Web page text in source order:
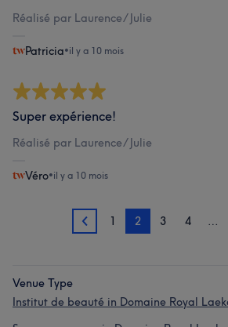
Réalisé par Laurence/ Julie
Patricia•il y a 10 mois
Super expérience!
Réalisé par Laurence/ Julie
Véro•il y a 10 mois
1 1 2 3 4 …
Venue Type
Institut de beauté in Domaine Royal